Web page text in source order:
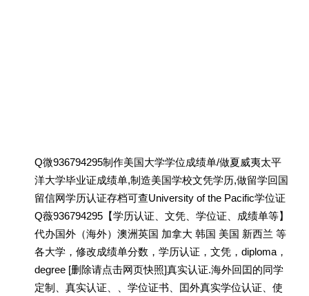
Q微936794295制作美国大学学位成绩单/做夏威夷太平
洋大学毕业证成绩单,制造美国学校文凭学历,做留学回国
留信网学历认证存档可查University of the Pacific学位证
Q薇936794295【学历认证、文凭、学位证、成绩单等】
代办国外（海外）澳洲英国 加拿大 韩国 美国 新西兰 等
各大学，修改成绩单分数，学历认证，文凭，diploma，
degree [删除请点击网页快照]真实认证.海外回囯的同学
定制、真实认证、、学位证书、囯外真实学位认证、使